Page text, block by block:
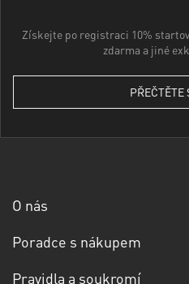
Získejte po registraci 10%
zdarma a jiné
PŘEČTĚTE
O nás
Poradce s nákupem
Pravidla a soukromí